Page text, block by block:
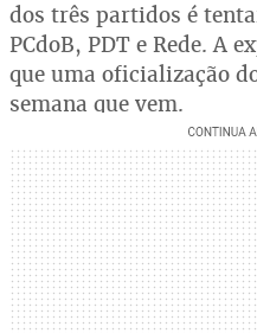
dos três partidos é
PCdoB, PDT e Rede. A
que uma oficialização
semana que vem.